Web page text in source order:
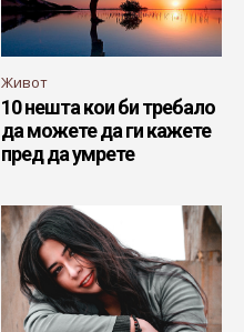
Живот
10 нешта кои би требало
да можете да ги кажете
пред да умрете